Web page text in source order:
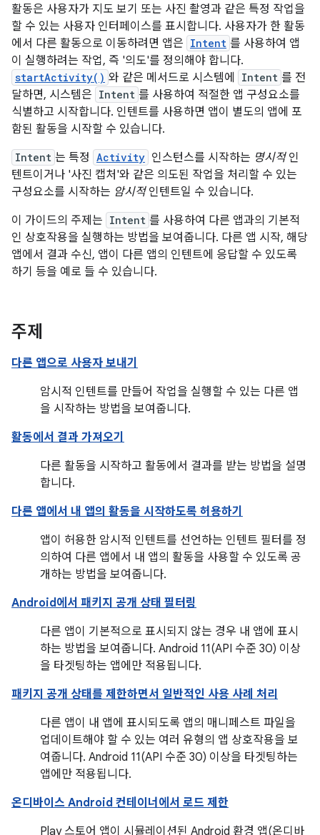
활동은 사용자가 지도 보기 또는 사진 촬영과 같은 특정 작업을
할 수 있는 사용자 인터페이스를 표시합니다. 사용자가 한 활동
에서 다른 활동으로 이동하려면 앱은 Intent 를 사용하여 앱
이 실행하려는 작업, 즉 '의도'를 정의해야 합니다.
startActivity() 와 같은 메서드로 시스템에 Intent 를 전
달하면, 시스템은 Intent 를 사용하여 적절한 앱 구성요소를
식별하고 시작합니다. 인텐트를 사용하면 앱이 별도의 앱에 포
함된 활동을 시작할 수 있습니다.
Intent 는 특정 Activity 인스턴스를 시작하는 명시적인
텐트이거나 '사진 캡처'와 같은 의도된 작업을 처리할 수 있는
구성요소를 시작하는 암시적인텐트일 수 있습니다.
이 가이드의 주제는 Intent 를 사용하여 다른 앱과의 기본적
인 상호작용을 실행하는 방법을 보여줍니다. 다른 앱 시작, 해당
앱에서 결과 수신, 앱이 다른 앱의 인텐트에 응답할 수 있도록
하기 등을 예로 들 수 있습니다.
주제
다른 앱으로 사용자 보내기
암시적 인텐트를 만들어 작업을 실행할 수 있는 다른 앱
을 시작하는 방법을 보여줍니다.
활동에서 결과 가져오기
다른 활동을 시작하고 활동에서 결과를 받는 방법을 설명
합니다.
다른 앱에서 내 앱의 활동을 시작하도록 허용하기
앱이 허용한 암시적 인텐트를 선언하는 인텐트 필터를 정
의하여 다른 앱에서 내 앱의 활동을 사용할 수 있도록 공
개하는 방법을 보여줍니다.
Android에서 패키지 공개 상태 필터링
다른 앱이 기본적으로 표시되지 않는 경우 내 앱에 표시
하는 방법을 보여줍니다. Android 11(API 수준 30) 이상
을 타겟팅하는 앱에만 적용됩니다.
패키지 공개 상태를 제한하면서 일반적인 사용 사례 처리
다른 앱이 내 앱에 표시되도록 앱의 매니페스트 파일을
업데이트해야 할 수 있는 여러 유형의 앱 상호작용을 보
여줍니다. Android 11(API 수준 30) 이상을 타겟팅하는
앱에만 적용됩니다.
온디바이스 Android 컨테이너에서 로드 제한
Play 스토어 앱이 시뮬레이션된 Android 환경 앱(온디바